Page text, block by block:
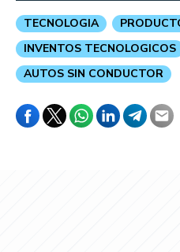
TECNOLOGIA
INVENTOS TECNOLOGICOS
AUTOS SIN CONDUCTOR